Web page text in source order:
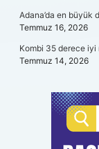
Adana’da en büyük
Temmuz 16, 2026
Kombi 35 derece iyi
Temmuz 14, 2026